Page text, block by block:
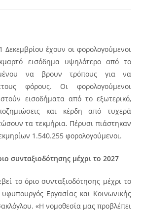
Δεκεμβρίου έχουν οι φορολογούμενοι
εισόδημα υψηλότερο από το
να βρουν τρόπους για να
φόρους. Οι φορολογούμενοι
εισοδήματα από το εξωτερικό,
και κέρδη από τυχερά
τα τεκμήρια. Πέρυσι πιάστηκαν
1.540.255 φορολογούμενοι.
συνταξιοδότησης μέχρι το 2027
το όριο συνταξιοδότησης μέχρι το
Εργασίας και Κοινωνικής
«Η νομοθεσία μας προβλέπει